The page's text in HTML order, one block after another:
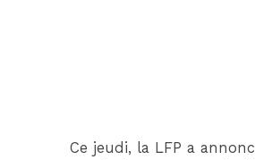
Ce jeudi, la LFP a